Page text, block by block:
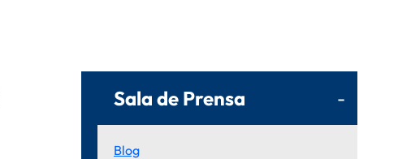
Sala de Prensa -
Blog